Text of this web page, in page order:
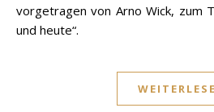
vorgetragen von Arno Wick, zum
und heute“.